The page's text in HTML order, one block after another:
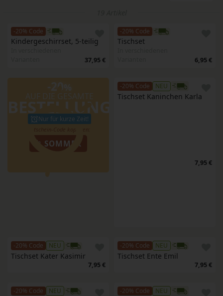
-20% Code
Kindergeschirrset, 5-teilig
37,95 €
-20% Code
Tischset
6,95 €
BESTELLUNG
Nur für kurze Zeit!
SOMMER
-20% Code NEU
Tischset Kaninchen Karla
7,95 €
-20% Code NEU
Tischset Kater Kasimir
7,95 €
-20% Code NEU
Tischset Ente Emil
7,95 €
-20% Code NEU -20% Code NEU